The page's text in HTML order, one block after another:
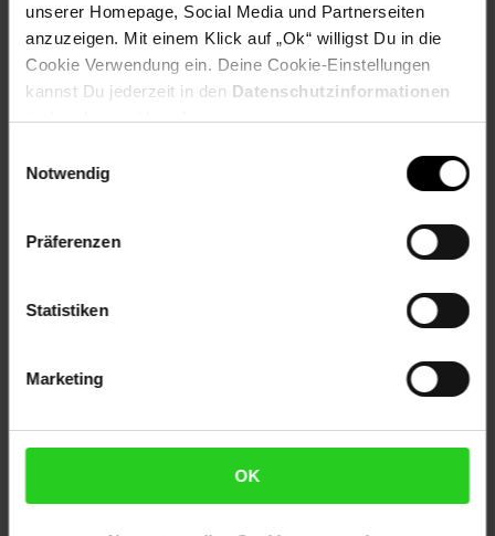
unserer Homepage, Social Media und Partnerseiten
anzuzeigen. Mit einem Klick auf „Ok“ willigst Du in die
Cookie Verwendung ein. Deine Cookie-Einstellungen
kannst Du jederzeit in den Datenschutzinformationen
ändern bzw. widerrufen.
Notwendig
Präferenzen
Statistiken
Marketing
OK
Netto Marken-Discount
57290
Öffnungszeiten:
So.: geschlossen